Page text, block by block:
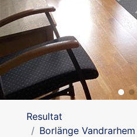
Resultat
Borlänge